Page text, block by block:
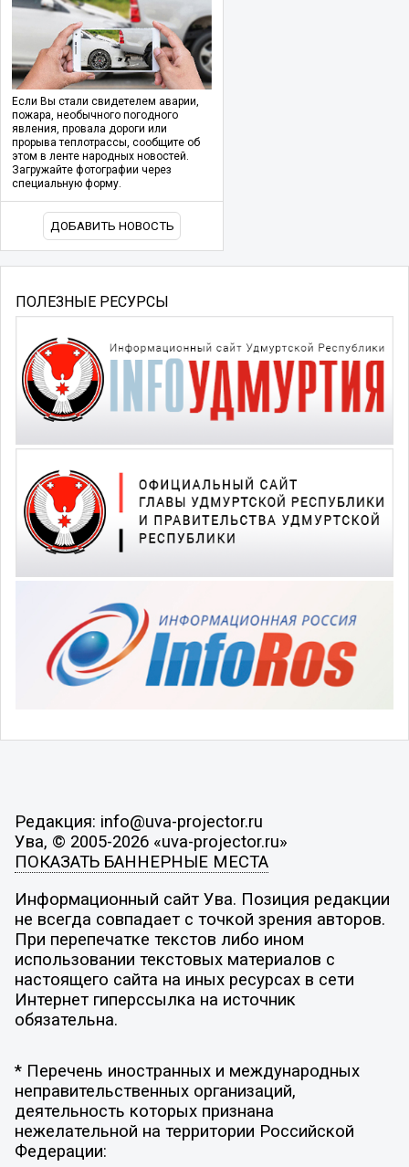
Если Вы стали свидетелем аварии,
пожара, необычного погодного
явления, провала дороги или
прорыва теплотрассы, сообщите об
этом в ленте народных новостей.
Загружайте фотографии через
специальную форму.
ДОБАВИТЬ НОВОСТЬ
ПОЛЕЗНЫЕ РЕСУРСЫ
Редакция: info@uva-projector.ru
Ува, © 2005-2026 «uva-projector.ru»
ПОКАЗАТЬ БАННЕРНЫЕ МЕСТА
Информационный сайт Ува. Позиция редакции
не всегда совпадает с точкой зрения авторов.
При перепечатке текстов либо ином
использовании текстовых материалов с
настоящего сайта на иных ресурсах в сети
Интернет гиперссылка на источник
обязательна.
* Перечень иностранных и международных
неправительственных организаций,
деятельность которых признана
нежелательной на территории Российской
Федерации: